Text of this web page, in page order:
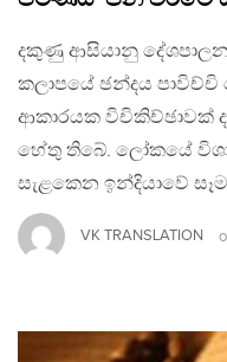
දකුණු ආසියානු
කලාපයේ ඡන්දය
ආකාරයක විචිකිච්ඡාවක්
හේතු තිබේ. ලෝකයේ
සැළකෙන ඉන්දියාවේ
VK TRANSLATION